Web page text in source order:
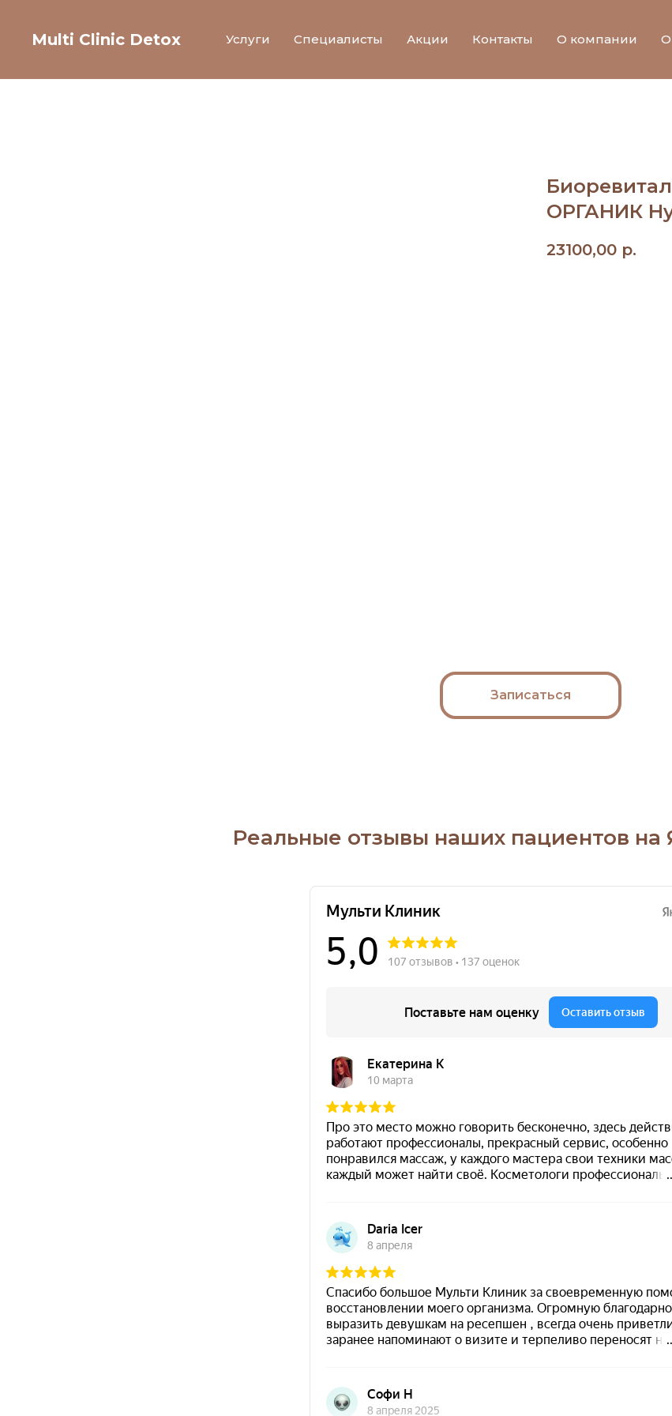
Multi Clinic Detox Услуги Специалисты Акции Контакты О компании
ОРГАНИК
23100,00 р.
Записаться
Реальные отзывы наших пациентов на